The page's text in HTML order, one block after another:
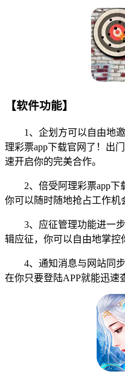
【软件功能】
1、企划方可以自由地邀
理彩票app下载官网了！出
速开启你的完美合作。
2、倍受阿理彩票app下
你可以随时随地抢占工作机
3、应征管理功能进一步
辑应征，你可以自由地掌控
4、通知消息与网站同步
在你只要登陆APP就能迅速